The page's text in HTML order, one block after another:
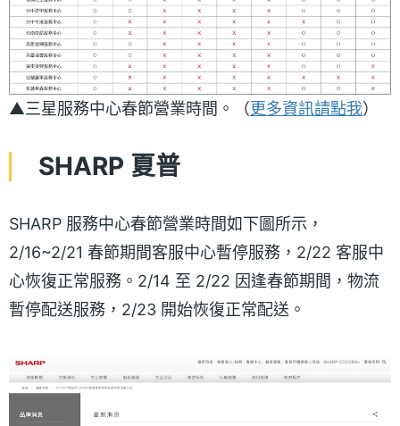
▲三星服務中心春節營業時間。（更多資訊請點我）
SHARP 夏普
SHARP 服務中心春節營業時間如下圖所示，
2/16~2/21 春節期間客服中心暫停服務，2/22 客服中
心恢復正常服務。2/14 至 2/22 因逢春節期間，物流
暫停配送服務，2/23 開始恢復正常配送。